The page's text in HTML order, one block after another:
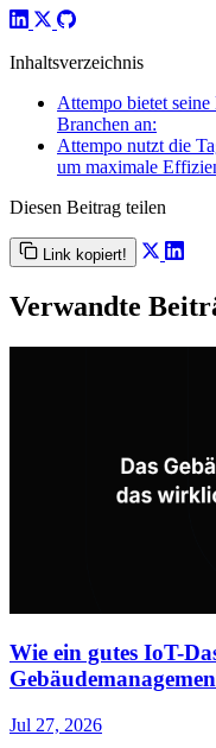
Inhaltsverzeichnis
Attempo bietet
Branchen an:
Attempo nutzt die
um maximale
Diesen Beitrag teilen
Link kopiert!
Verwandte
Wie ein gutes IoT-
Jul 27, 2026